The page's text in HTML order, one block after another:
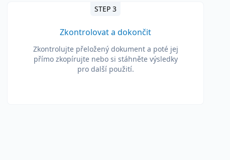
STEP 3
Zkontrolovat a dokončit
Zkontrolujte přeložený dokument a poté jej
přímo zkopírujte nebo si stáhněte výsledky
pro další použití.